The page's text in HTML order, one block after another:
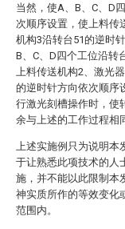
当然，使A、B、C、D
次顺序设置，使上料传
机构3沿转台51的逆时
B、C、D四个工位沿转
上料传送机构2、激光
的逆时针方向依次顺序
行激光刻槽操作时，使
余与上述的工作过程相
上述实施例只为说明本
于让熟悉此项技术的人
施，并不能以此限制本
神实质所作的等效变化
范围内。